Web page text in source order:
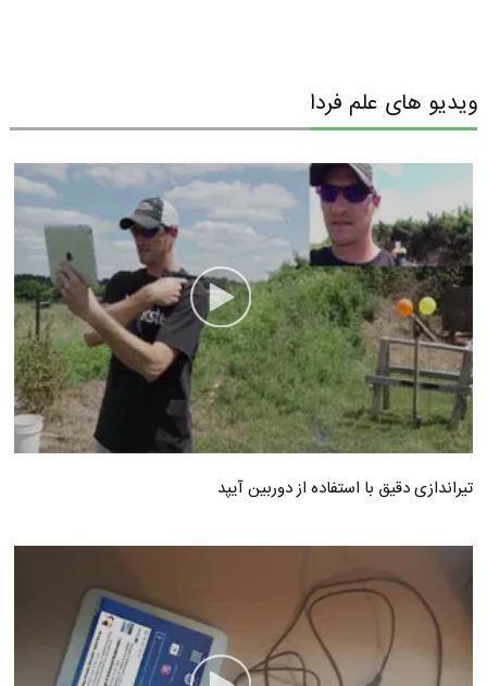
ویدیو های علم فردا
تیراندازی دقیق با استفاده از دوربین آیپد